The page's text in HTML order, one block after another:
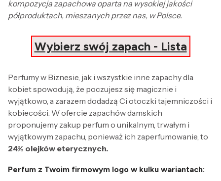
kompozycja zapachowa oparta na wysokiej jakości
półproduktach, mieszanych przez nas, w Polsce.
Wybierz swój zapach - Lista
Perfumy w Biznesie, jak i wszystkie inne zapachy dla
kobiet spowodują, że poczujesz się magicznie i
wyjątkowo, a zarazem dodadzą Ci otoczki tajemniczości i
kobiecości. W ofercie zapachów damskich
proponujemy zakup perfum o unikalnym, trwałym i
wyjątkowym zapachu, ponieważ ich zaperfumowanie, to
24% olejków eterycznych.
Perfum z Twoim firmowym logo w kulku wariantach: